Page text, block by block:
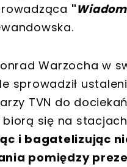
"
Warzocha w
sprowadził
TVN do
się na
i bagatelizując
pomiędzy